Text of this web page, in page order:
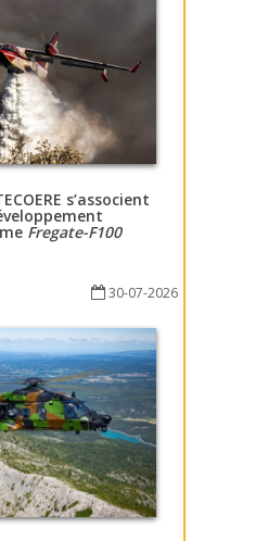
s’associent
Fregate-F100
30-07-2026